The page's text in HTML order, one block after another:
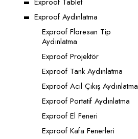
Exproof Aydınlatma
Exproof Floresan Tip
Aydınlatma
Exproof Projektör
Exproof Tank Aydınlatma
Exproof Acil Çıkış Aydınlatma
Exproof Portatif Aydınlatma
Exproof El Feneri
Exproof Kafa Fenerleri